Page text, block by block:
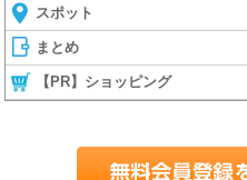
スポット
まとめ
【PR】ショッピング